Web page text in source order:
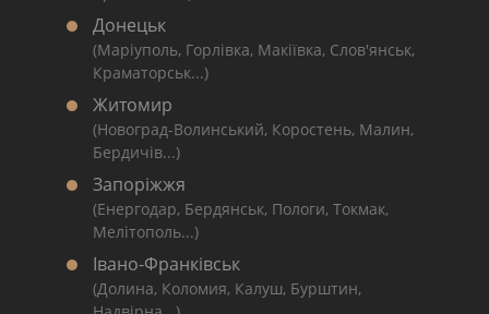
Донецьк
(Маріуполь, Горлівка, Макіївка, Слов'янськ,
Краматорськ...)
Житомир
(Новоград-Волинський, Коростень, Малин,
Бердичів...)
Запоріжжя
(Енергодар, Бердянськ, Пологи, Токмак,
Мелітополь...)
Івано-Франківськ
(Долина, Коломия, Калуш, Бурштин,